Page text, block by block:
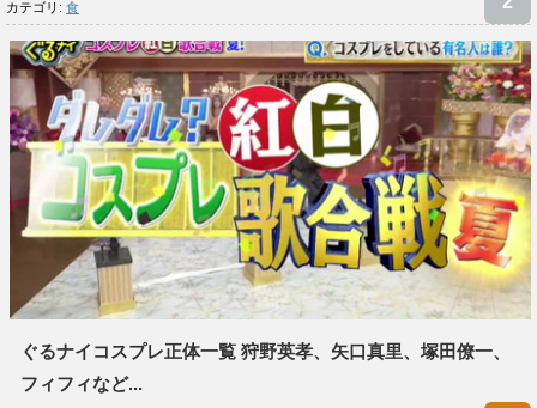
カテゴリ: 食
ぐるナイコスプレ正体一覧 狩野英孝、矢口真里、塚田僚一、
フィフィなど...